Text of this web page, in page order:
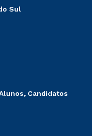
Sul
Candidatos